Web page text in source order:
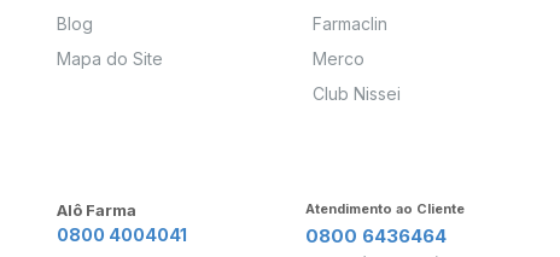
Blog
Mapa do Site
Farmaclin
Merco
Club Nissei
Alô Farma
0800 4004041
Atendimento ao Cliente
0800 6436464